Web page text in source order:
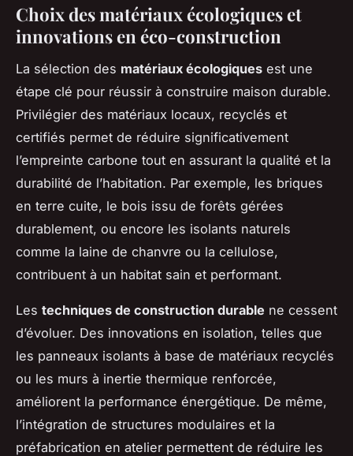
Choix des matériaux écologiques et
innovations en éco-construction
La sélection des matériaux écologiques est une
étape clé pour réussir à construire maison durable.
Privilégier des matériaux locaux, recyclés et
certifiés permet de réduire significativement
l’empreinte carbone tout en assurant la qualité et la
durabilité de l’habitation. Par exemple, les briques
en terre cuite, le bois issu de forêts gérées
durablement, ou encore les isolants naturels
comme la laine de chanvre ou la cellulose,
contribuent à un habitat sain et performant.
Les techniques de construction durable ne cessent
d’évoluer. Des innovations en isolation, telles que
les panneaux isolants à base de matériaux recyclés
ou les murs à inertie thermique renforcée,
améliorent la performance énergétique. De même,
l’intégration de structures modulaires et la
préfabrication en atelier permettent de réduire les